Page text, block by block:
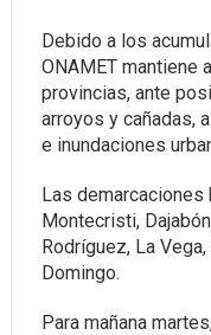
Debido a los
ONAMET mantiene
provincias, ante
arroyos y cañadas,
e inundaciones
Las demarcaciones
Montecristi,
Rodríguez, La
Domingo.
Para mañana